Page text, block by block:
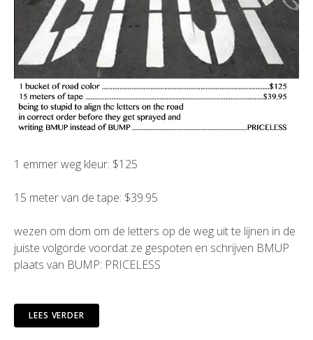
1 emmer weg kleur: $125
15 meter van de tape: $39.95
wezen om dom om de letters op de weg uit te lijnen in de
juiste volgorde voordat ze gespoten en schrijven BMUP
plaats van BUMP: PRICELESS
LEES VERDER